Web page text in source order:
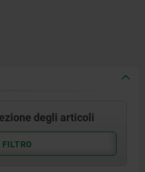
degli articoli
FILTRO